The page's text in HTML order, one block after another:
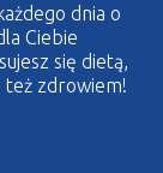
dnia o
Ciebie
się dietą,
też zdrowiem!